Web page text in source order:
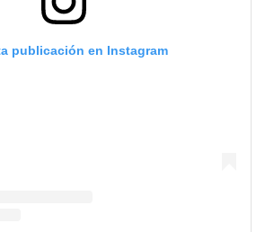
publicación en Instagram